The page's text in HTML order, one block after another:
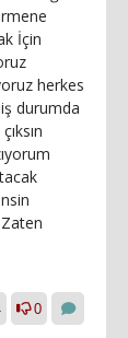
İçin
herkes
durumda
0